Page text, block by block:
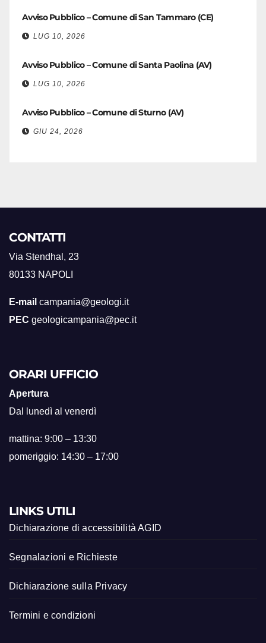
Avviso Pubblico – Comune di San Tammaro (CE)
LUG 10, 2026
Avviso Pubblico – Comune di Santa Paolina (AV)
LUG 10, 2026
Avviso Pubblico – Comune di Sturno (AV)
GIU 24, 2026
CONTATTI
Via Stendhal, 23
80133 NAPOLI
E-mail campania@geologi.it
PEC geologicampania@pec.it
ORARI UFFICIO
Apertura
Dal lunedì al venerdì
mattina: 9:00 – 13:30
pomeriggio: 14:30 – 17:00
LINKS UTILI
Dichiarazione di accessibilità AGID
Segnalazioni e Richieste
Dichiarazione sulla Privacy
Termini e condizioni